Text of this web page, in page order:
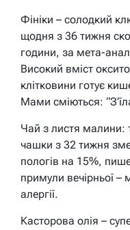
Фініки – солодкий
щодня з 36 тижня
години, за мета-
Високий вміст
клітковини готує
Мами сміються:
Чай з листя малини:
чашки з 32 тижня
пологів на 15%,
примули вечірньої –
алергії.
Касторова олія –